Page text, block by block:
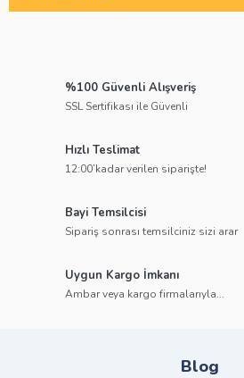
%100 Güvenli Alışveriş
SSL Sertifikası ile Güvenli
Hızlı Teslimat
12:00’kadar verilen siparişte!
Bayi Temsilcisi
Sipariş sonrası temsilciniz sizi arar
Uygun Kargo İmkanı
Ambar veya kargo firmalarıyla...
Blog